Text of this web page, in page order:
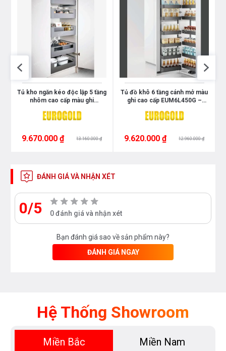
Tủ kho ngăn kéo độc lập 5 tầng
nhôm cao cấp màu ghi
9.670.000 ₫ 13.160.000 ₫
Tủ đồ khô 6 tầng cánh mở màu
ghi cao cấp EUM6L450G –
9.620.000 ₫ 12.960.000 ₫
ĐÁNH GIÁ VÀ NHẬN XÉT
0/5 0 đánh giá và nhận xét
Bạn đánh giá sao về sản phẩm này?
ĐÁNH GIÁ NGAY
Hệ Thống Showroom
Miền Bắc Miền Nam